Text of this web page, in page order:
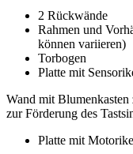
2 Rückwände
Rahmen und
können variieren)
Torbogen
Platte mit
Wand mit
zur Förderung des
Platte mit